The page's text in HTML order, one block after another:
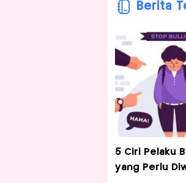
Berita
5 Ciri Pelaku
yang Perlu